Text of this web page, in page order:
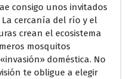
consigo unos invitados
cercanía del río y el
crean el ecosistema
mosquitos
doméstica. No
te obligue a elegir